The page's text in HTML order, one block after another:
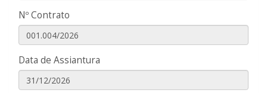
Nº Contrato
Data de Assiantura